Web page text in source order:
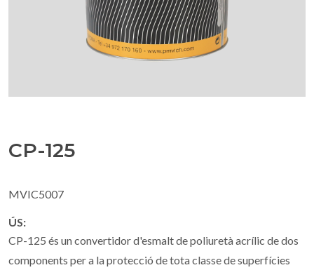
CP-125
MVIC5007
ÚS:
CP-125 és un convertidor d'esmalt de poliuretà acrílic de dos
components per a la protecció de tota classe de superfícies